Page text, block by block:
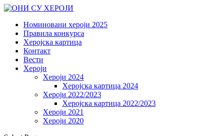
Номиновани хероји 2025
Правила конкурса
Херојска картица
Контакт
Вести
Хероји
Хероји 2024
Херојска картица 2024
Хероји 2022/2023
Херојска картица 2022/2023
Хероји 2021
Хероји 2020